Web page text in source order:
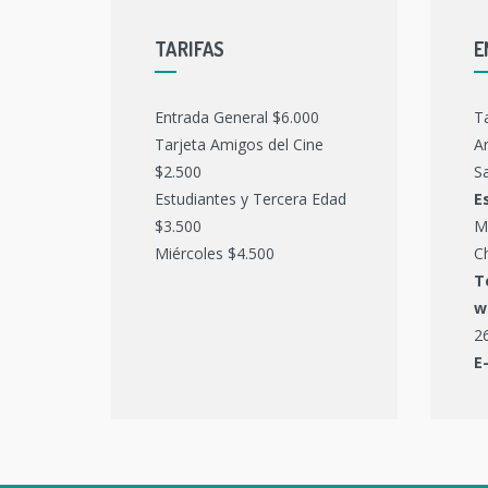
TARIFAS
Entrada General $6.000
Tarjeta Amigos del Cine
$2.500
Estudiantes y Tercera Edad
$3.500
Miércoles $4.500